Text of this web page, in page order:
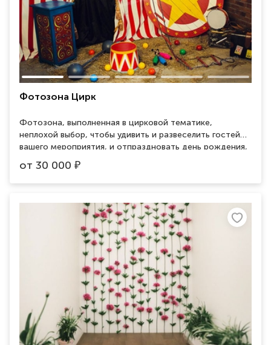
Фотозона Цирк
Фотозона, выполненная в цирковой тематике,
неплохой выбор, чтобы удивить и развеселить гостей
вашего мероприятия, и отпраздновать день рождения,
корпоратив или любой другой праздник в забавной
обстановке.
от 30 000 ₽